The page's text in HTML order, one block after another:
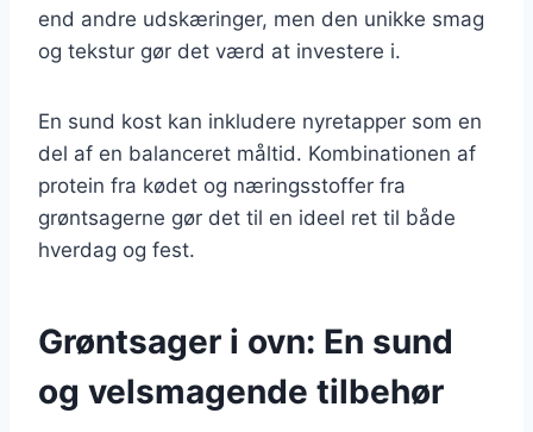
end andre udskæringer, men den unikke smag
og tekstur gør det værd at investere i.
En sund kost kan inkludere nyretapper som en
del af en balanceret måltid. Kombinationen af
protein fra kødet og næringsstoffer fra
grøntsagerne gør det til en ideel ret til både
hverdag og fest.
Grøntsager i ovn: En sund
og velsmagende tilbehør